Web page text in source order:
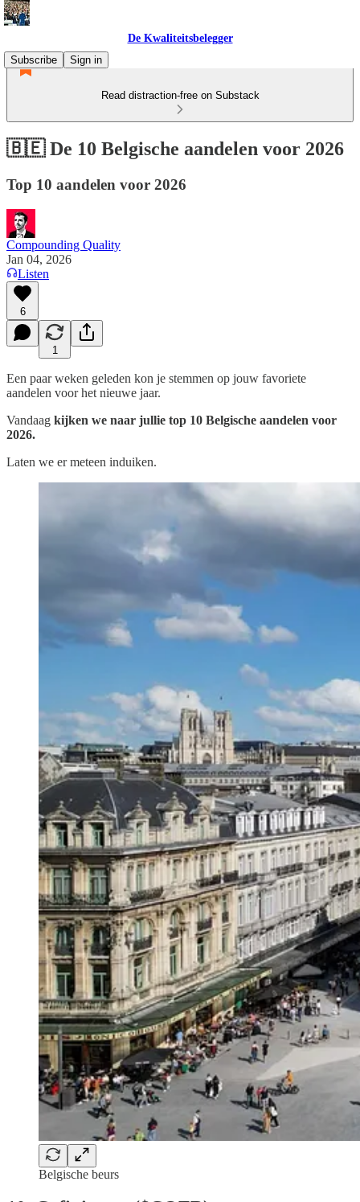
De Kwaliteitsbelegger
Subscribe
Sign in
Read distraction-free on Substack
🇧🇪 De 10 Belgische aandelen voor 2026
Top 10 aandelen voor 2026
Compounding Quality
Jan 04, 2026
Listen
6
1
Een paar weken geleden kon je stemmen op jouw favoriete
aandelen voor het nieuwe jaar.
Vandaag kijken we naar jullie top 10 Belgische aandelen voor
2026.
Laten we er meteen induiken.
Belgische beurs